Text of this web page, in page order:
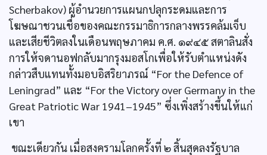
Scherbakov) ผู้อำนวยการแผนกปลุกระดมและการ
โฆษณาชวนเชื่อของคณะกรรมาธิการกลางพรรคล้มเจ็บ
และเสียชีวิตลงในเดือนพฤษภาคม ค.ศ. ๑๙๔๕ สตาลินสั่ง
การให้จดานอฟกลับมากรุงมอสโกเพื่อให้รับตำแหน่งดัง
กล่าวสืบแทนทั้งมอบอิสริยาภรณ์ “For the Defence of
Leningrad” และ “For the Victory over Germany in the
Great Patriotic War 1941–1945” ซึ่งเพิ่งสร้างขึ้นให้แก่
เขา
ขณะเดียวกัน เมื่อสงครามโลกครั้งที่ ๒ สิ้นสุดลงรัฐบาล